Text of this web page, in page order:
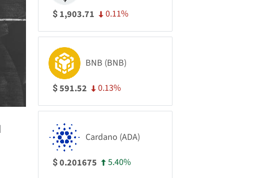
$ 1,903.71 0.11%
BNB (BNB)
$591.52 0.13%
Cardano (ADA)
$0.201675 5.40%